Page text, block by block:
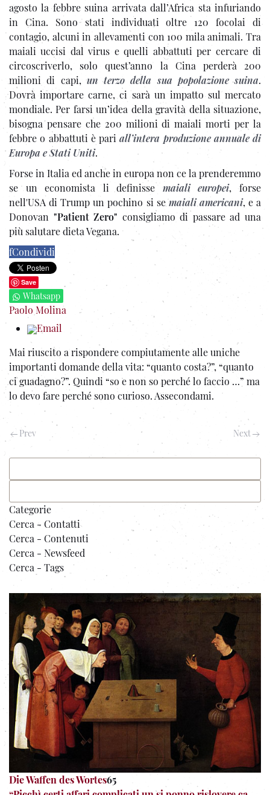
agosto la febbre suina arrivata dall’Africa sta infuriando
in Cina. Sono stati individuati oltre 120 focolai di
contagio, alcuni in allevamenti con 100 mila animali. Tra
maiali uccisi dal virus e quelli abbattuti per cercare di
circoscriverlo, solo quest’anno la Cina perderà 200
milioni di capi, un terzo della sua popolazione suina.
Dovrà importare carne, ci sarà un impatto sul mercato
mondiale. Per farsi un’idea della gravità della situazione,
bisogna pensare che 200 milioni di maiali morti per la
febbre o abbattuti è pariall’intera produzione annuale di
Europa e Stati Uniti.
Forse in Italia ed anche in europa non ce la prenderemmo
se un economista li definisse maiali europei, forse
nell'USA di Trump un pochino si semaiali americani, e a
Donovan "Patient Zero" consigliamo di passare ad una
più salutare dieta Vegana.
fCondividi
Save
Whatsapp
Paolo Molina
Email
Mai riuscito a rispondere compiutamente alle uniche
importanti domande della vita: “quanto costa?”, “quanto
ci guadagno?”. Quindi “so e non so perché lo faccio …” ma
lo devo fare perché sono curioso. Assecondami.
Prev Next
Categorie
Cerca - Contatti
Cerca - Contenuti
Cerca - Newsfeed
Cerca - Tags
Die Waffen des Wortes65